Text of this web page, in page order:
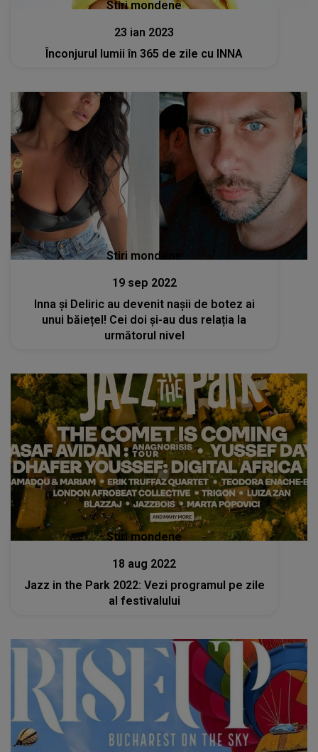
Stiri mondene
23 ian 2023
Înconjurul lumii în 365 de zile cu INNA
Stiri mondene
19 sep 2022
Inna și Deliric au devenit nașii de botez ai
unui băiețel! Cei doi și-au dus relația la
următorul nivel
Stiri mondene
18 aug 2022
Jazz in the Park 2022: Vezi programul pe zile
al festivalului